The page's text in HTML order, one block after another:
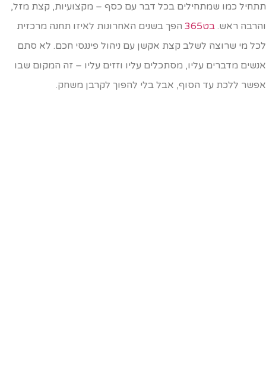
כמו שמתחילים בכל דבר עם כסף – מקצועיות, קצת מזל,
ראש.בט365
הפך בשנים האחרונות לאיזו תחנה מרכזית
מי שרוצה לשלב קצת אקשן עם ניהול פיננסי חכם. לא סתם
מדברים עליו, מסתכלים עליו וזזים עליו – זה המקום שבו
ללכת עד הסוף, אבל בלי להפוך לקרבן משחק.